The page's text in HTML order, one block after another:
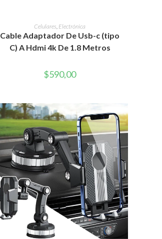
AÑADIR AL CARRITO
Celulares, Electrónica
Cable Adaptador De Usb-c (tipo
C) A Hdmi 4k De 1.8 Metros
$590,00